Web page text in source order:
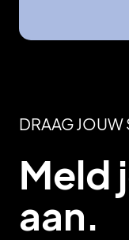
DRAAG JOUW
Meld
aan.